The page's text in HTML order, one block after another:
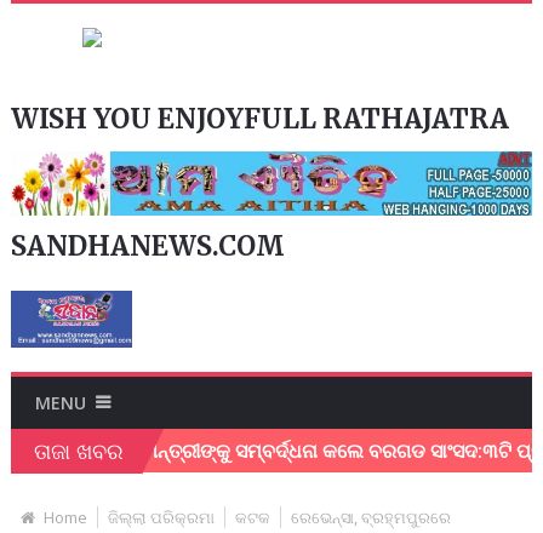
WISH YOU ENJOYFULL RATHAJATRA
SANDHANEWS.COM
MENU
ତାଜା ଖବର
ମୁଖ୍ୟମନ୍ତ୍ରୀଙ୍କୁ ସମ୍ବର୍ଦ୍ଧନା କଲେ ବରଗଡ ସାଂସଦ:୩ଟି ପ୍ରମୁଖ
Home ଜିଲ୍ଲା ପରିକ୍ରମା କଟକ
ରେଭେନ୍ସା, ବ୍ରହ୍ମପୁରରେ